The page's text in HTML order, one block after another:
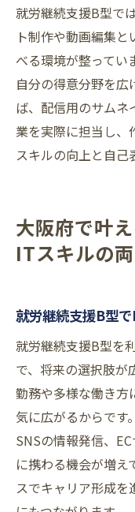
就労継続支援B型で
ト制作や動画編集
べる環境が整ってい
自分の得意分野を広
ば、配信用のサム
業を実際に担当し、
スキルの向上と自己
大阪府で叶
ITスキルの
就労継続支援B型
就労継続支援B型を
で、将来の選択肢が
勤務や多様な働き方
気に広がるからです
SNSの情報発信、
に携わる機会が増え
スでキャリア形成を